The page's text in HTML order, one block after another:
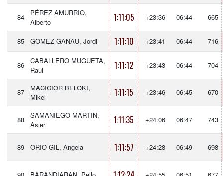
84
PÉREZ AMURRIO,
Alberto
1:11:05 +23:36 06:44 665
85 GOMEZ GANAU, Jordi 1:11:10 +23:41 06:44 716
86
CABALLERO MUGUETA,
Raul
1:11:12 +23:43 06:44 704
87
MACICIOR BELOKI,
Mikel
1:11:15 +23:46 06:45 670
88
SAMANIEGO MARTIN,
Asier
1:11:35 +24:06 06:47 743
89 ORIO GIL, Angela 1:11:57 +24:28 06:49 698